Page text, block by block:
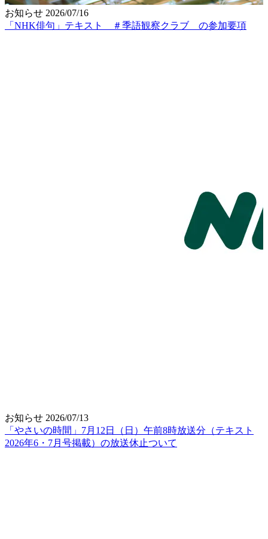
お知らせ 2026/07/16
「NHK俳句」テキスト ＃季語観察クラブ の参加要項
お知らせ 2026/07/13
「やさいの時間」7月12日（日）午前8時放送分（テキスト
2026年6・7月号掲載）の放送休止ついて